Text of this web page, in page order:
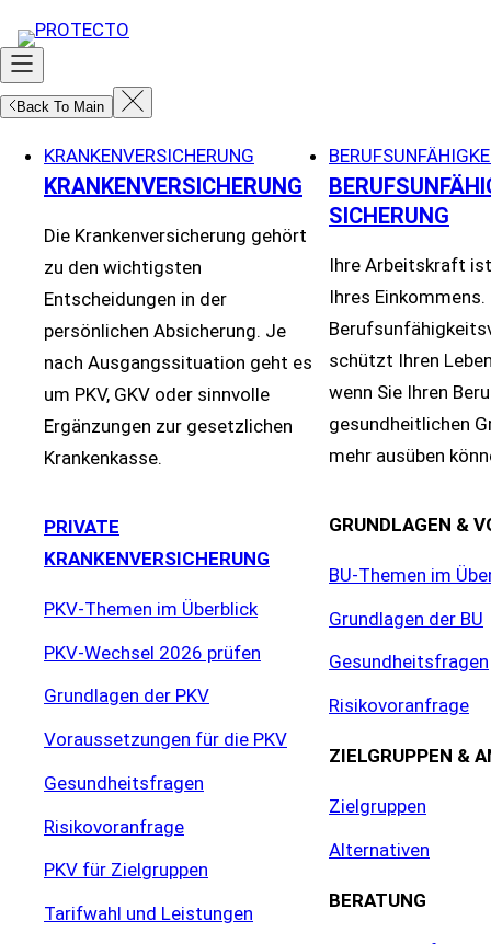
Zum
Inhalt
springen
Back To Main
KRANKENVERSICHERUNG
KRANKENVERSICHERUNG
Die Krankenversicherung gehört
zu den wichtigsten
Entscheidungen in der
persönlichen Absicherung. Je
nach Ausgangssituation geht es
um PKV, GKV oder sinnvolle
Ergänzungen zur gesetzlichen
Krankenkasse.
PRIVATE
KRANKENVERSICHERUNG
PKV-Themen im Überblick
PKV-Wechsel 2026 prüfen
Grundlagen der PKV
Voraussetzungen für die PKV
Gesundheitsfragen
Risikovoranfrage
PKV für Zielgruppen
Tarifwahl und Leistungen
SICHERUNG
Ihre Arbeitskraft
Ihres Einkommens.
schützt Ihren
wenn Sie Ihren
gesundheitlichen
mehr ausüben
GRUNDLAGEN &
BU-Themen im
Grundlagen der BU
Gesundheitsfragen
Risikovoranfrage
ZIELGRUPPEN &
Zielgruppen
Alternativen
BERATUNG